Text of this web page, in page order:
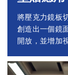
將壓克力鏡板
創造出一個鏡
開放，並增加